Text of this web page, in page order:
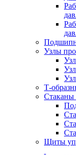
Узлы
Т-
Стаканы
Щиты